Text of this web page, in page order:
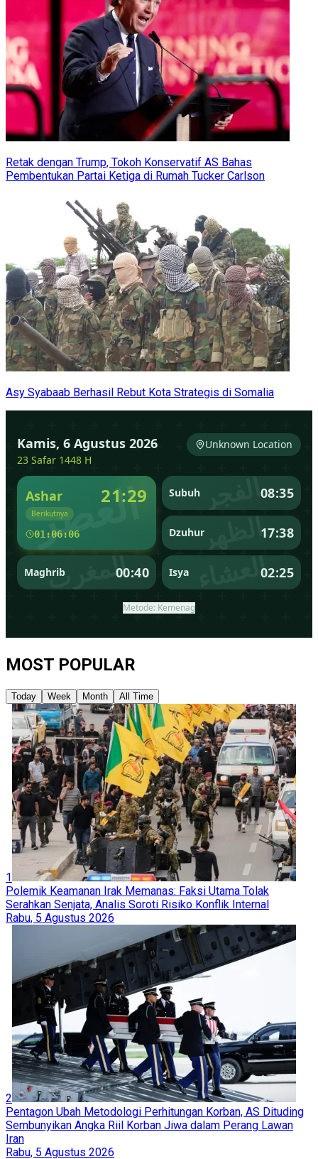
Retak dengan Trump, Tokoh Konservatif AS Bahas
Pembentukan Partai Ketiga di Rumah Tucker Carlson
Asy Syabaab Berhasil Rebut Kota Strategis di Somalia
MOST POPULAR
Today Week Month All Time
1
Polemik Keamanan Irak Memanas: Faksi Utama Tolak
Serahkan Senjata, Analis Soroti Risiko Konflik Internal
Rabu, 5 Agustus 2026
2
Pentagon Ubah Metodologi Perhitungan Korban, AS Dituding
Sembunyikan Angka Riil Korban Jiwa dalam Perang Lawan
Iran
Rabu, 5 Agustus 2026